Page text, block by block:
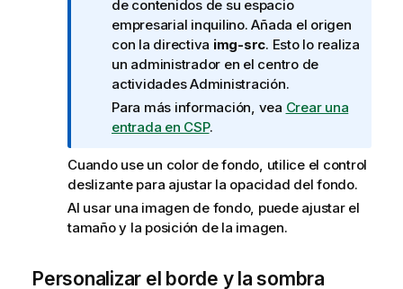
i
n
f
o
r
m
a
i
v
a
de contenidos de su espacio
empresarial inquilino. Añada el origen
con la directiva img-src. Esto lo realiza
un administrador en el centro de
actividadesAdministración.
Para más información, vea Crear una
entrada en CSP.
Cuando use un color de fondo, utilice el control
deslizante para ajustar la opacidad del fondo.
Al usar una imagen de fondo, puede ajustar el
tamaño y la posición de la imagen.
Personalizar el borde y la sombra